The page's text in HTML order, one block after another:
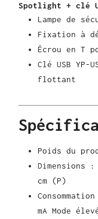
Spotlight + clé
Lampe de
Fixation à
Écrou en T
Clé USB YP-
flottant
Poids du
Dimensions
cm (P)
mA Mode